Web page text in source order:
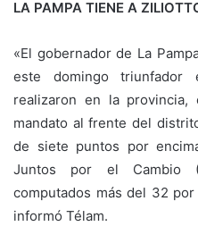
LA PAMPA TIENE A
«El gobernador de La
este domingo
realizaron en la
mandato al frente del
de siete puntos por
Juntos por el Cambio
computados más del 32
informó Télam.